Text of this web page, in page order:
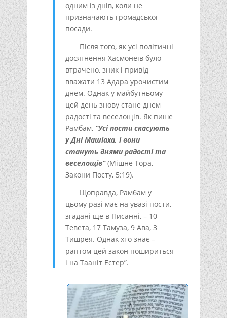
одним із днів, коли не
призначають громадської
посади.
Після того, як усі політичні
досягнення Хасмонеїв було
втрачено, зник і привід
вважати 13 Адара урочистим
днем. Однак у майбутньому
цей день знову стане днем
радості та веселощів. Як пише
Рамбам, “Усі пости скасують
у Дні Машіаха, і вони
стануть днями радості та
веселощів”(Мішне Тора,
Закони Посту, 5:19).
Щоправда, Рамбам у
цьому разі має на увазі пости,
згадані ще в Писанні, – 10
Тевета, 17 Тамуза, 9 Ава, 3
Тишрея. Однак хто знає –
раптом цей закон пошириться
і на Тааніт Естер”.